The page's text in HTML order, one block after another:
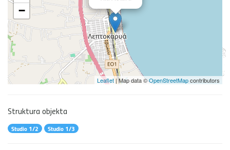
−
Leaflet| Map data ©OpenStreetMapcontributors
Struktura objekta
Studio 1/2 Studio 1/3